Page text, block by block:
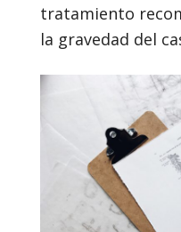
tratamiento
la gravedad del